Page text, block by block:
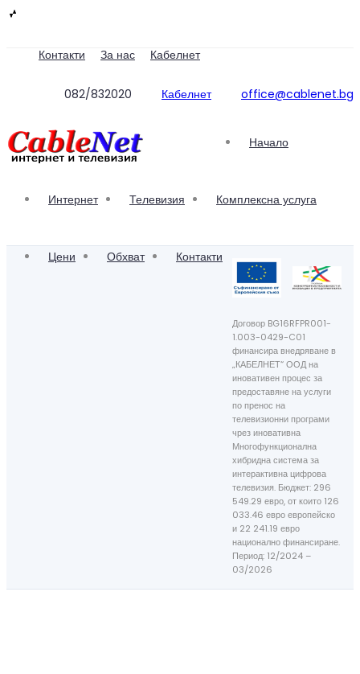
Контакти За нас Кабелнет
082/832020 Кабелнет office@cablenet.bg
Начало
Интернет Телевизия Комплексна услуга
Цени Обхват Контакти
Договор BG16RFPR001-
1.003-0429-C01
финансира внедряване в
„КАБЕЛНЕТ“ ООД на
иновативен процес за
предоставяне на услуги
по пренос на
телевизионни програми
чрез иновативна
Многофункционална
хибридна система за
интерактивна цифрова
телевизия. Бюджет: 296
549.29 евро, от които 126
033.46 евро европейско
и 22 241.19 евро
национално финансиране.
Период: 12/2024 –
03/2026